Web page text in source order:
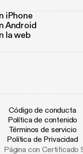
iPhone
Android
la web
Código de conducta
Política de contenido
Términos de servicio
Política de Privacidad
Página con Certificado